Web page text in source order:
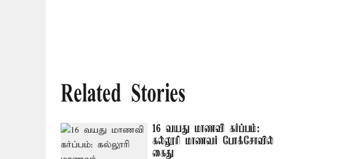
Related Stories
16 வயது மாணவி கர்ப்பம்:
கல்லூரி மாணவர் போக்சோவில்
கைது